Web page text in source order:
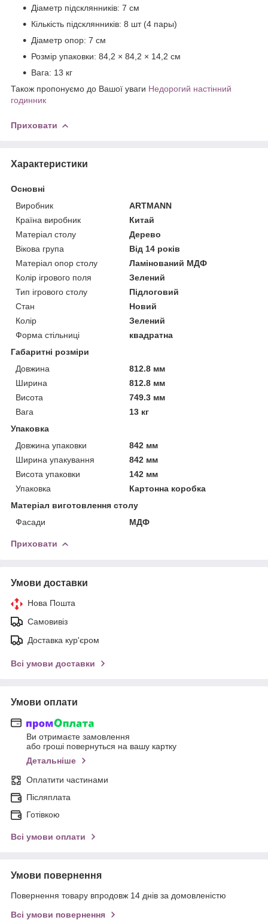
Діаметр підсклянників: 7 см
Кількість підсклянників: 8 шт (4 пары)
Діаметр опор: 7 см
Розмір упаковки: 84,2 × 84,2 × 14,2 см
Вага: 13 кг
Також пропонуємо до Вашої уваги Недорогий настінний
годинник
Приховати
Характеристики
Основні
Виробник
ARTMANN
Країна виробник
Китай
Матеріал столу
Дерево
Вікова група
Від 14 років
Матеріал опор столу
Ламінований МДФ
Колір ігрового поля
Зелений
Тип ігрового столу
Підлоговий
Стан
Новий
Колір
Зелений
Форма стільниці
квадратна
Габаритні розміри
Довжина
812.8 мм
Ширина
812.8 мм
Висота
749.3 мм
Вага
13 кг
Упаковка
Довжина упаковки
842 мм
Ширина упакування
842 мм
Висота упаковки
142 мм
Упаковка
Картонна коробка
Матеріал виготовлення столу
Фасади
МДФ
Приховати
Умови доставки
Нова Пошта
Самовивіз
Доставка кур'єром
Всі умови доставки
Умови оплати
Ви отримаєте замовлення
або гроші повернуться на вашу картку
Детальніше
Оплатити частинами
Післяплата
Готівкою
Всі умови оплати
Умови повернення
Повернення товару впродовж 14 днів за домовленістю
Всі умови повернення